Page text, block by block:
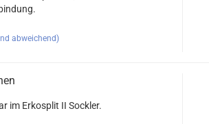
abweichend)
im Erkosplit II Sockler.